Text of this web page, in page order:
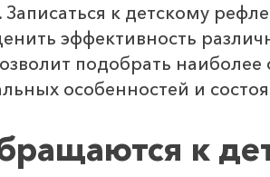
Записаться к детскому
эффективность
подобрать
особенностей и
к